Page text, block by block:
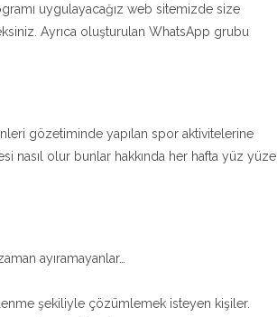
uygulayacağız web sitemizde size
Ayrıca oluşturulan WhatsApp grubu
gözetiminde yapılan spor aktivitelerine
nasıl olur bunlar hakkında her hafta yüz yüze
ayıramayanlar…
şekiliyle çözümlemek isteyen kişiler.